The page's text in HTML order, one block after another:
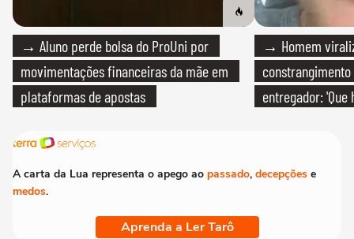
→ Aluno perde bolsa do ProUni por
movimentações financeiras da mãe em
plataformas de apostas
→ Homem
entregador: 'Que
A carta da Lua representa o apego ao passado, decepções e
medos.
Aprenda a Ler Tarô